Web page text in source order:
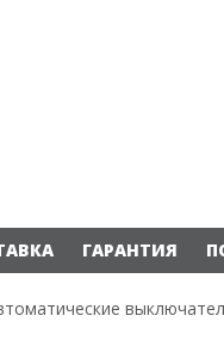
ГАРАНТИЯ